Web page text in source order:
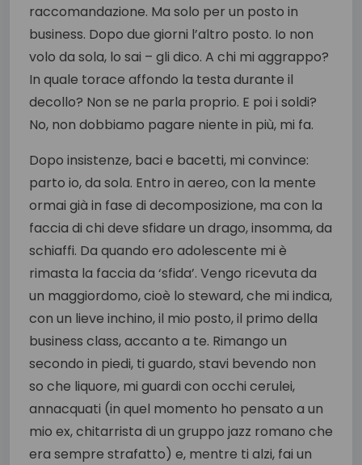
raccomandazione. Ma solo per un posto in
business. Dopo due giorni l’altro posto. Io non
volo da sola, lo sai – gli dico. A chi mi aggrappo?
In quale torace affondo la testa durante il
decollo? Non se ne parla proprio. E poi i soldi?
No, non dobbiamo pagare niente in più, mi fa.
Dopo insistenze, baci e bacetti, mi convince:
parto io, da sola. Entro in aereo, con la mente
ormai già in fase di decomposizione, ma con la
faccia di chi deve sfidare un drago, insomma, da
schiaffi. Da quando ero adolescente mi è
rimasta la faccia da ‘sfida’. Vengo ricevuta da
un maggiordomo, cioè lo steward, che mi indica,
con un lieve inchino, il mio posto, il primo della
business class, accanto a te. Rimango un
secondo in piedi, ti guardo, stavi bevendo non
so che liquore, mi guardi con occhi cerulei,
annacquati (in quel momento ho pensato a un
mio ex, chitarrista di un gruppo jazz romano che
era sempre strafatto) e, mentre ti alzi, fai un